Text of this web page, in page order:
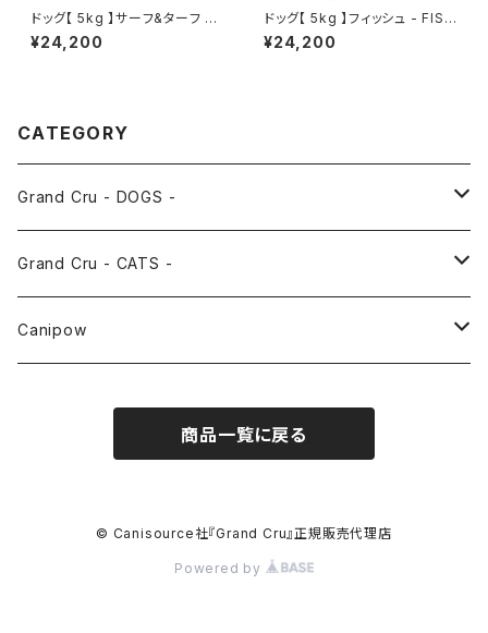
ドッグ【 5kg 】サーフ&ターフ -
SURF AND TURF -
¥24,200
ドッグ【 5kg 】フィッシュ - FISH
-
¥24,200
CATEGORY
Grand Cru - DOGS -
CHICKEN AND DUCK
TURKEY
Grand Cru - CATS -
CHICKEN AND DUCK
SURF AND TURF
Canipow
商品一覧に戻る
© Canisource社『Grand Cru』正規販売代理店
Powered by